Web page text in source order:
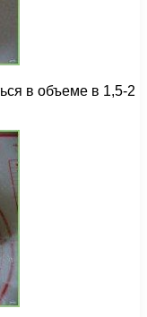
в объеме в 1,5-2